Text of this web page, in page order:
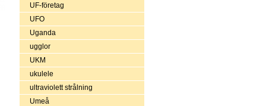
UF-företag
UFO
Uganda
ugglor
UKM
ukulele
ultraviolett strålning
Umeå